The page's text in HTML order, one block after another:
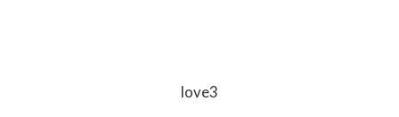
love3